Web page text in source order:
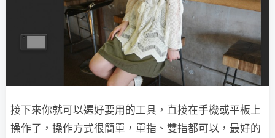
接下來你就可以選好要用的工具，直接在手機或平板上
操作了，操作方式很簡單，單指、雙指都可以，最好的